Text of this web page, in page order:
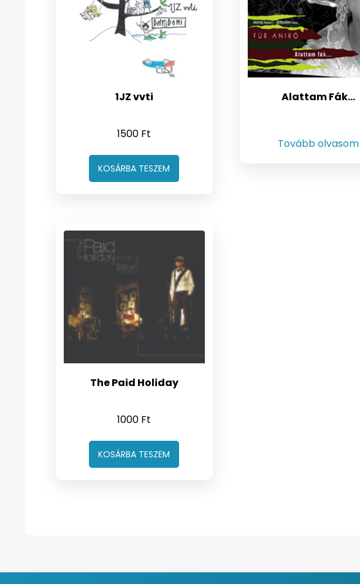
1JZ vvti
1500 Ft
KOSÁRBA TESZEM
Alattam Fák…
Tovább olvasom
The Paid Holiday
1000 Ft
KOSÁRBA TESZEM